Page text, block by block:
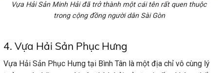
Vựa Hải Sản Minh Hải đã trở thành một cái tên rất quen thuộc
trong cộng đồng người dân Sài Gòn
4. Vựa Hải Sản Phục Hưng
Vựa Hải Sản Phục Hưng tại Bình Tân là một địa chỉ vô cùng lý